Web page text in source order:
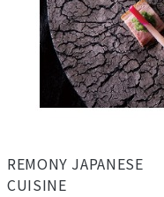
REMONY JAPANESE
CUISINE